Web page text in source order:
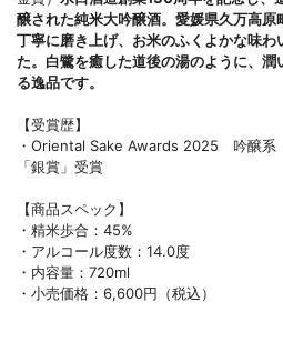
醸された純米大吟醸酒。愛媛県久万高
丁寧に磨き上げ、お米のふくよかな味
た。白鷺を癒した道後の湯のように、
る逸品です。
【受賞歴】
・Oriental Sake Awards 2025 吟醸系
「銀賞」受賞
【商品スペック】
・精米歩合：45%
・アルコール度数：14.0度
・内容量：720ml
・小売価格：6,600円（税込）